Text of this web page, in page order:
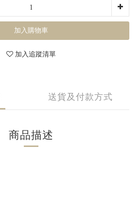
加入購物車
加入追蹤清單
送貨及付款方式
商品描述